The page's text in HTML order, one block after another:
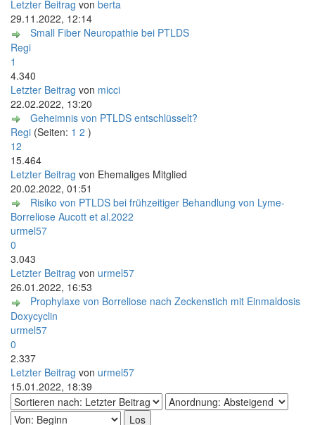
Letzter Beitrag von berta
29.11.2022, 12:14
Small Fiber Neuropathie bei PTLDS
Regi
1
4.340
Letzter Beitrag von micci
22.02.2022, 13:20
Geheimnis von PTLDS entschlüsselt?
Regi (Seiten: 1 2 )
12
15.464
Letzter Beitrag von Ehemaliges Mitglied
20.02.2022, 01:51
Risiko von PTLDS bei frühzeitiger Behandlung von Lyme-
Borreliose Aucott et al.2022
urmel57
0
3.043
Letzter Beitrag von urmel57
26.01.2022, 16:53
Prophylaxe von Borreliose nach Zeckenstich mit Einmaldosis
Doxycyclin
urmel57
0
2.337
Letzter Beitrag von urmel57
15.01.2022, 18:39